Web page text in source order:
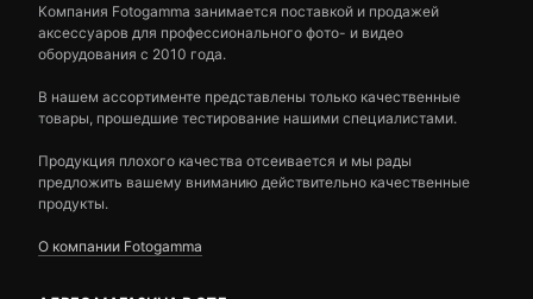
Компания Fotogamma занимается поставкой и продажей
аксессуаров для профессионального фото- и видео
оборудования с 2010 года.
В нашем ассортименте представлены только качественные
товары, прошедшие тестирование нашими специалистами.
Продукция плохого качества отсеивается и мы рады
предложить вашему вниманию действительно качественные
продукты.
О компании Fotogamma